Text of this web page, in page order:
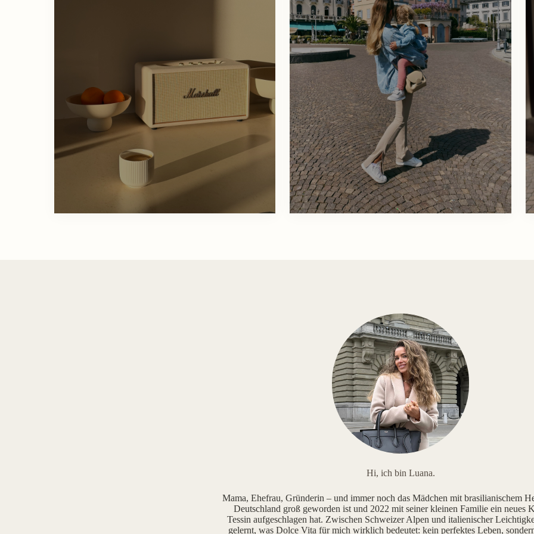
Hi, ich bin Luana.
Mama, Ehefrau, Gründerin – und immer noch das Mädchen mit brasilianischem
Deutschland groß geworden ist und 2022 mit seiner kleinen Familie ein neues
Tessin aufgeschlagen hat. Zwischen Schweizer Alpen und italienischer
gelernt, was Dolce Vita für mich wirklich bedeutet: kein perfektes Leben,